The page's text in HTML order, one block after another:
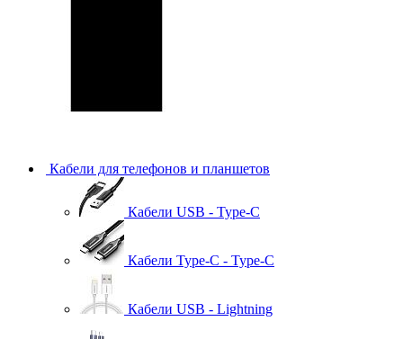
Кабели для телефонов и планшетов
Кабели USB - Type-C
Кабели Type-C - Type-C
Кабели USB - Lightning